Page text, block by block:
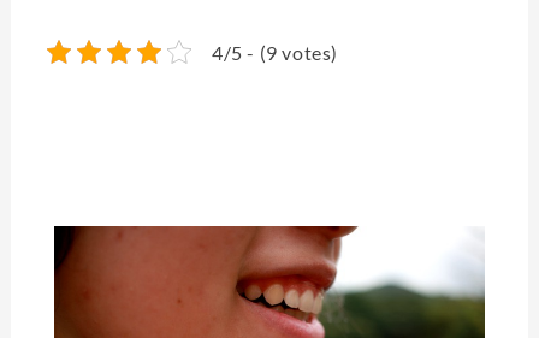
4/5 - (9 votes)